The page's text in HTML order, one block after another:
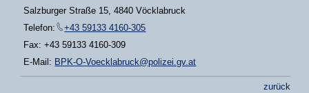
Salzburger Straße 15, 4840 Vöcklabruck
Telefon:
+43 59133 4160-305
Fax: +43 59133 4160-309
E-Mail: BPK-O-Voecklabruck@polizei.gv.at
zurück